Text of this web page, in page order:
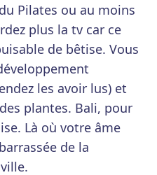
Pilates ou au moins
plus la tv car ce
de bêtise. Vous
les avoir lus) et
plantes. Bali, pour
Là où votre âme
de la